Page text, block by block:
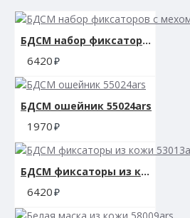
БДСМ набор фиксаторов с мехом 53011ars
6420
БДСМ ошейник 55024ars
1970
БДСМ фиксаторы из кожи 53013ars
6420